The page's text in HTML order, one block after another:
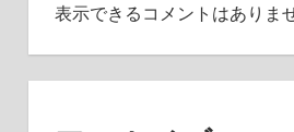
表示できるコメントはありませ